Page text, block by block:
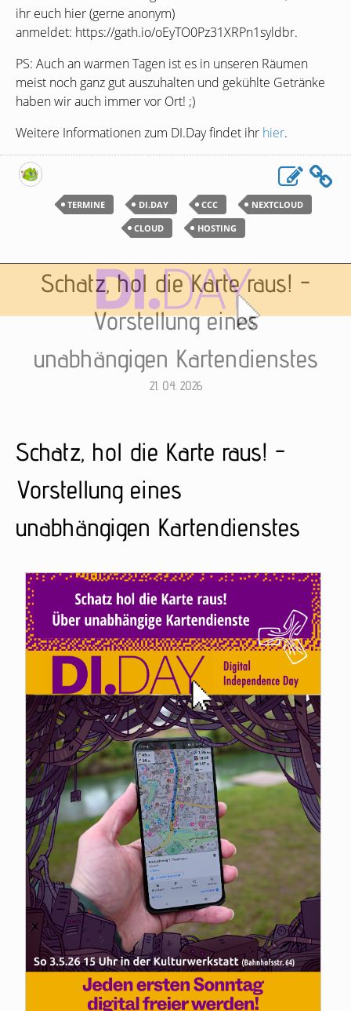
ihr euch hier (gerne anonym)
anmeldet: https://gath.io/oEyTO0Pz31XRPn1syldbr.
PS: Auch an warmen Tagen ist es in unseren Räumen
meist noch ganz gut auszuhalten und gekühlte Getränke
haben wir auch immer vor Ort! ;)
Weitere Informationen zum DI.Day findet ihr hier.
TERMINE DI.DAY CCC
NEXTCLOUD
CLOUD
HOSTING
Schatz, hol die Karte raus! -
Vorstellung eines
unabhängigen Kartendienstes
21. 04. 2026
Schatz, hol die Karte raus! -
Vorstellung eines
unabhängigen Kartendienstes